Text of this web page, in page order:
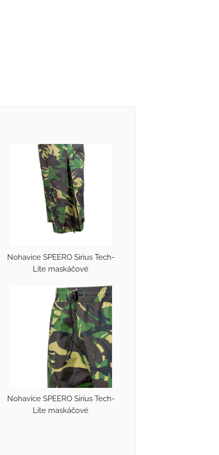
Nohavice SPEERO Sirius Tech-
Lite maskáčové
Nohavice SPEERO Sirius Tech-
Lite maskáčové